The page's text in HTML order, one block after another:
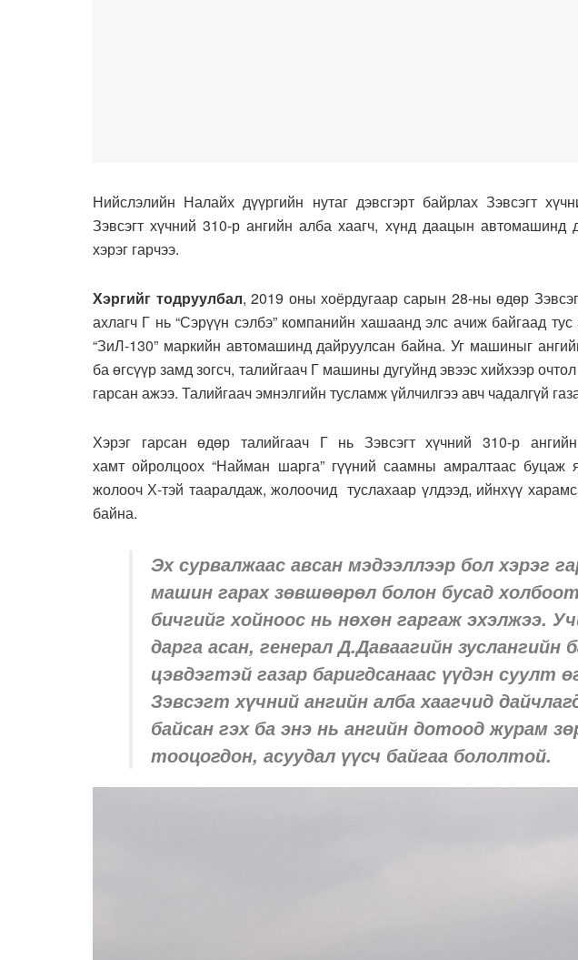
Нийслэлийн Налайх дүүргийн нутаг дэвсгэрт байрлах Зэвсэгт
Зэвсэгт хүчний 310-р ангийн алба хаагч, хүнд даацын автомашинд
хэрэг гарчээ.
Хэргийг тодруулбал, 2019 оны хоёрдугаар сарын 28-ны өдөр
ахлагч Г нь “Сэрүүн сэлбэ” компанийн хашаанд элс ачиж байгаад
“ЗиЛ-130” маркийн автомашинд дайруулсан байна. Уг машиныг
ба өгсүүр замд зогсч, талийгаач Г машины дугуйнд эвээс хийхээр
гарсан ажээ. Талийгаач эмнэлгийн тусламж үйлчилгээ авч чадалгүй
Хэрэг гарсан өдөр талийгаач Г нь Зэвсэгт хүчний 310-р
хамт ойролцоох “Найман шарга” гүүний саамны амралтаас буцаж
жолооч Х-тэй тааралдаж, жолоочид туслахаар үлдээд, ийнхүү
байна.
Эх сурвалжаас авсан мэдээллээр бол хэрэг
машин гарах зөвшөөрөл болон бусад
бичгийг хойноос нь нөхөн гаргаж эхэлжээ.
дарга асан, генерал Д.Даваагийн зуслангийн
цэвдэгтэй газар баригдсанаас үүдэн суулт
Зэвсэгт хүчний ангийн алба хаагчид
байсан гэх ба энэ нь ангийн дотоод журам
тооцогдон, асуудал үүсч байгаа бололтой.